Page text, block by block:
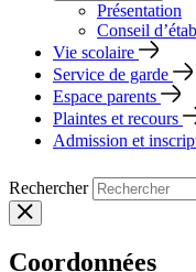
Présentation
Conseil
Vie scolaire
Service de garde
Espace parents
Plaintes et recours
Admission et
Rechercher
Coordonnées